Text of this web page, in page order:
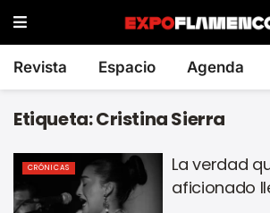
Revista Espacio Agenda
Etiqueta:Cristina Sierra
CRÓNICAS
La verdad
aficionado